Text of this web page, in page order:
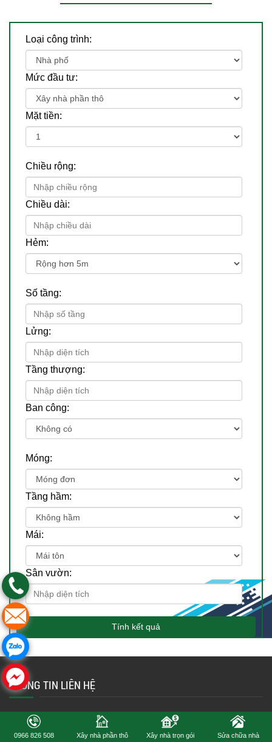
Loại công trình:
Mức đầu tư:
Mặt tiền:
Chiều rộng:
Chiều dài:
Hẻm:
Số tầng:
Lửng:
Tầng thượng:
Ban công:
Móng:
Tầng hầm:
Mái:
Sân vườn:
Tính kết quả
THÔNG TIN LIÊN HỆ
CÔNG TY TNHH TM ĐT KIẾN TRÚC XÂY DỰNG KHÔNG GIAN
ĐẸP
0966 826 508 Xây nhà phần thô Xây nhà trọn gói Sửa chữa nhà